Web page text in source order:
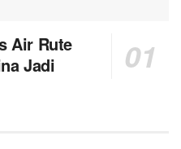
Air Rute
Jadi